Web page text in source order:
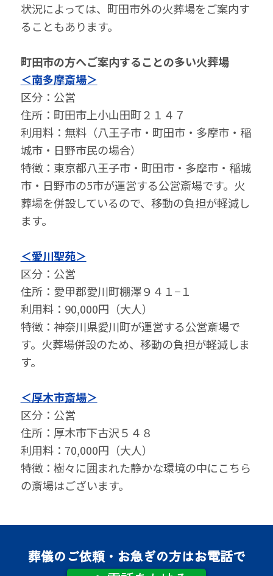
状況によっては、町田市外の⽕葬場をご案内す
ることもあります。
町田市の⽅へご案内することの多い⽕葬場
＜南多摩斎場＞
区分：公営
住所：町田市上小山田町２１４７
利⽤料：無料（八王子市・町田市・多摩市・稲
城市・日野市民の場合）
特徴：東京都八王子市・町田市・多摩市・稲城
市・日野市の5市が運営する公営斎場です。火
葬場を併設しているので、移動の負担が軽減し
ます。
＜愛川聖苑＞
区分：公営
住所：愛甲郡愛川町棚澤９４１−１
利⽤料：90,000円（大人）
特徴：神奈川県愛川町が運営する公営斎場で
す。火葬場併設のため、移動の負担が軽減しま
す。
＜厚木市斎場＞
区分：公営
住所：厚木市下古沢５４８
利⽤料：70,000円（大人）
特徴：樹々に囲まれた静かな環境の中にこちら
の斎場はございます。
葬儀のご依頼・お急ぎの方はお電話で